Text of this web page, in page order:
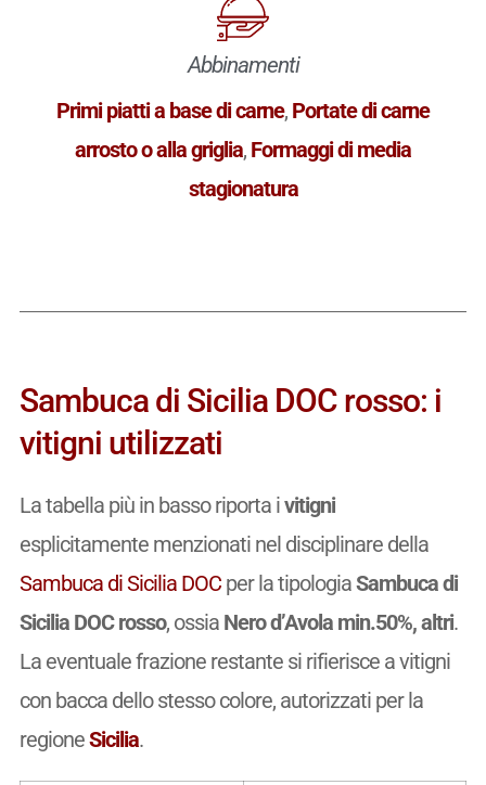
Abbinamenti
Primi piatti a base di carne, Portate di carne
arrosto o alla griglia, Formaggi di media
stagionatura
Sambuca di Sicilia DOC rosso: i
vitigni utilizzati
La tabella più in basso riporta ivitigni
esplicitamente menzionati nel disciplinare della
Sambuca di Sicilia DOCper la tipologiaSambuca di
Sicilia DOC rosso, ossia Nero d’Avola min.50%, altri.
La eventuale frazione restante si rifierisce a vitigni
con bacca dello stesso colore, autorizzati per la
regioneSicilia.